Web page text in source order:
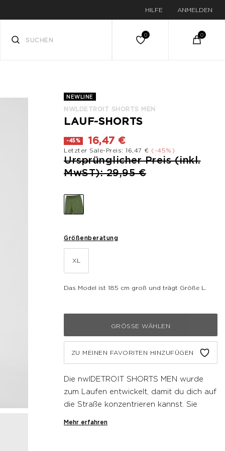
HILFE ANMELDEN
NEWLINE
NWLDETROIT SHORTS MEN
LAUF-SHORTS
-45% 16,47 €
Letzter Sale-Preis: 16,47 € (-45%)
Preis reduziert von
Ursprünglicher Preis (inkl.
MwST): 29,95 €bis
Größenberatung
XL
Das Model ist 185 cm groß und trägt Größe L.
GRÖSSE WÄHLEN
ZU MEINEN FAVORITEN HINZUFÜGEN
Die nwlDETROIT SHORTS MEN wurde
zum Laufen entwickelt, damit du dich auf
die Straße konzentrieren kannst. Sie
Mehr erfahren